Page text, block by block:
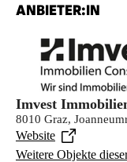
ANBIETER:IN
Imvest
8010 Graz,
Website
Weitere Objekte